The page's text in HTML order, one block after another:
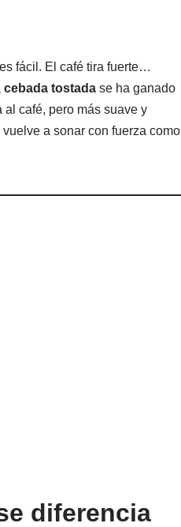
fácil. El café tira fuerte…
cebada tostada se ha ganado
café, pero más suave y
a sonar con fuerza como
diferencia